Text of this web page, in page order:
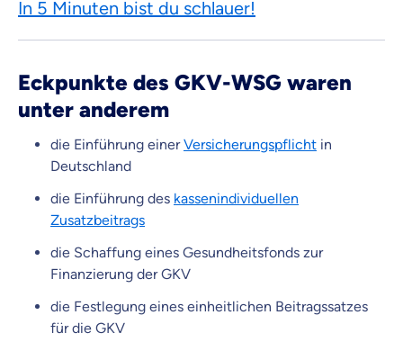
In 5 Minuten bist du schlauer!
Eckpunkte des GKV-WSG waren
unter anderem
die Einführung einerVersicherungspflicht in
Deutschland
die Einführung des kassenindividuellen
Zusatzbeitrags
die Schaffung eines Gesundheitsfonds zur
Finanzierung der GKV
die Festlegung eines einheitlichen Beitragssatzes
für die GKV